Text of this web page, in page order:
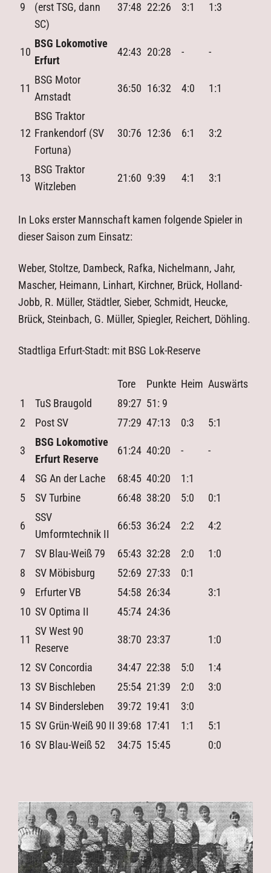
9
(erst TSG, dann
SC)
37:48 22:26 3:1 1:3
10
BSG Lokomotive
Erfurt
42:43 20:28 - -
11
BSG Motor
Arnstadt
36:50 16:32 4:0 1:1
12
BSG Traktor
Frankendorf (SV
Fortuna)
30:76 12:36 6:1 3:2
13
BSG Traktor
Witzleben
21:60 9:39 4:1 3:1
In Loks erster Mannschaft kamen folgende Spieler in
dieser Saison zum Einsatz:
Weber, Stoltze, Dambeck, Rafka, Nichelmann, Jahr,
Mascher, Heimann, Linhart, Kirchner, Brück, Holland-
Jobb, R. Müller, Städtler, Sieber, Schmidt, Heucke,
Brück, Steinbach, G. Müller, Spiegler, Reichert, Döhling.
Stadtliga Erfurt-Stadt: mit BSG Lok-Reserve
Tore Punkte Heim Auswärts
1
TuS Braugold 89:27 51: 9
2
Post SV 77:29 47:13 0:3 5:1
3
BSG Lokomotive
Erfurt Reserve
61:24 40:20 - -
4 SG An der Lache 68:45 40:20
1:1
5
SV Turbine 66:48 38:20 5:0 0:1
6
SSV
Umformtechnik II
66:53 36:24 2:2 4:2
7 SV Blau-Weiß 79 65:43 32:28 2:0
1:0
8
SV Möbisburg 52:69 27:33
0:1
9
Erfurter VB 54:58 26:34
3:1
10 SV Optima II 45:74 24:36
11
SV West 90
Reserve
38:70 23:37 1:0
12 SV Concordia 34:47 22:38 5:0
1:4
13 SV Bischleben 25:54 21:39 2:0
3:0
14 SV Bindersleben 39:72 19:41
3:0
15 SV Grün-Weiß 90 II 39:68 17:41 1:1
5:1
16 SV Blau-Weiß 52 34:75 15:45 0:0